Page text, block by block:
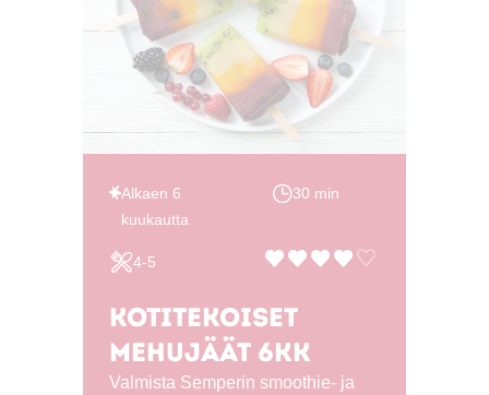
Alkaen 6
kuukautta
30 min
4-5
Kotitekoiset
mehujäät 6kk
Valmista Semperin smoothie- ja